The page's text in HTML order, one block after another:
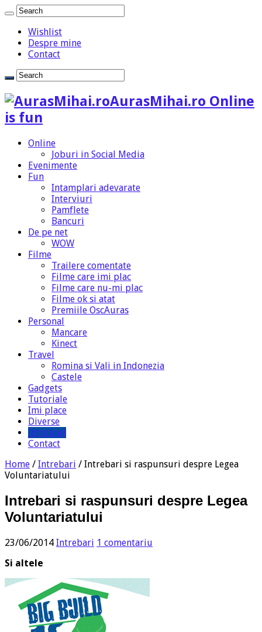
Wishlist
Despre mine
Contact
AurasMihai.ro Online
is fun
Online
Joburi in Social Media
Evenimente
Fun
Intamplari adevarate
Interviuri
Pamflete
Bancuri
De pe net
WOW
Filme
Trailere comentate
Filme care imi plac
Filme care nu-mi plac
Filme ok si atat
Premiile OscAuras
Personal
Mancare
Kinect
Travel
Romina si Vali in Indonezia
Castele
Gadgets
Tutoriale
Imi place
Diverse
Intrebari
Contact
Home / Intrebari / Intrebari si raspunsuri despre Legea
Voluntariatului
Intrebari si raspunsuri despre Legea
Voluntariatului
23/06/2014 Intrebari 1 comentariu
Si altele